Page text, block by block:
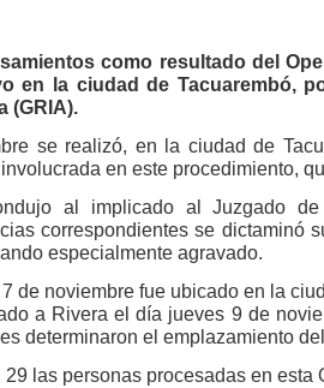
como resultado del
en la ciudad de Tacuarembó,
(GRIA).
se realizó, en la ciudad de
en este procedimiento,
al implicado al Juzgado
correspondientes se dictaminó
especialmente agravado.
de noviembre fue ubicado en la
a Rivera el día jueves 9 de
determinaron el emplazamiento
29 las personas procesadas en esta